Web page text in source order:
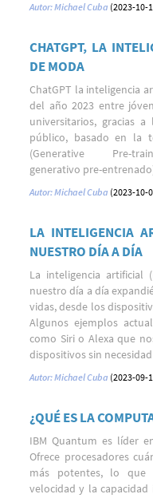
Autor: Michael Cuba (2023-10-
CHATGPT, LA
DE MODA
ChatGPT la inteligencia
del año 2023 entre
universitarios, gracias
público, basado en la
(Generative Pre-
generativo pre-
Autor: Michael Cuba (2023-10-
LA INTELIGENCIA
NUESTRO DÍA A DÍA
La inteligencia artificial
nuestro día a día
vidas, desde los
Algunos ejemplos
como Siri o Alexa que
dispositivos sin necesidad
Autor: Michael Cuba (2023-09-
¿QUÉ ES LA
IBM Quantum es líder
Ofrece procesadores
más potentes, lo que
velocidad y la capacidad